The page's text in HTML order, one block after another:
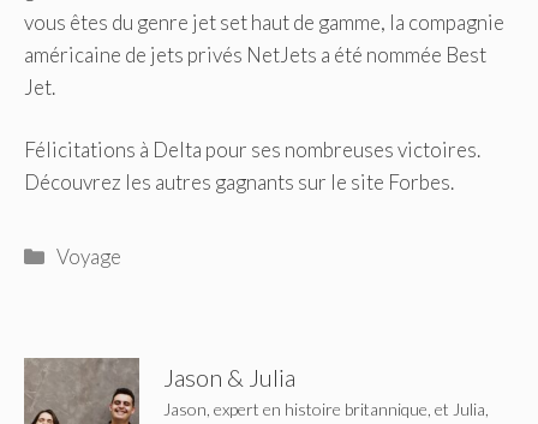
vous êtes du genre jet set haut de gamme, la compagnie
américaine de jets privés NetJets a été nommée Best
Jet.
Félicitations à Delta pour ses nombreuses victoires.
Découvrez les autres gagnants sur le site Forbes.
Catégories
Voyage
Jason & Julia
Jason, expert en histoire britannique, et Julia,